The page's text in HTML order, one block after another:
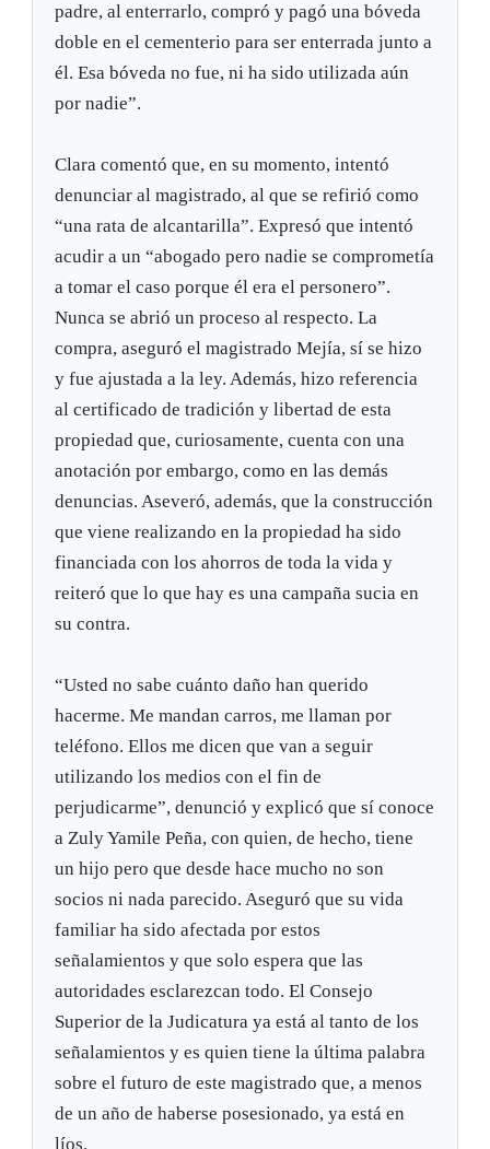
padre, al enterrarlo, compró y pagó una bóveda
doble en el cementerio para ser enterrada junto a
él. Esa bóveda no fue, ni ha sido utilizada aún
por nadie”.
Clara comentó que, en su momento, intentó
denunciar al magistrado, al que se refirió como
“una rata de alcantarilla”. Expresó que intentó
acudir a un “abogado pero nadie se comprometía
a tomar el caso porque él era el personero”.
Nunca se abrió un proceso al respecto. La
compra, aseguró el magistrado Mejía, sí se hizo
y fue ajustada a la ley. Además, hizo referencia
al certificado de tradición y libertad de esta
propiedad que, curiosamente, cuenta con una
anotación por embargo, como en las demás
denuncias. Aseveró, además, que la construcción
que viene realizando en la propiedad ha sido
financiada con los ahorros de toda la vida y
reiteró que lo que hay es una campaña sucia en
su contra.
“Usted no sabe cuánto daño han querido
hacerme. Me mandan carros, me llaman por
teléfono. Ellos me dicen que van a seguir
utilizando los medios con el fin de
perjudicarme”, denunció y explicó que sí conoce
a Zuly Yamile Peña, con quien, de hecho, tiene
un hijo pero que desde hace mucho no son
socios ni nada parecido. Aseguró que su vida
familiar ha sido afectada por estos
señalamientos y que solo espera que las
autoridades esclarezcan todo. El Consejo
Superior de la Judicatura ya está al tanto de los
señalamientos y es quien tiene la última palabra
sobre el futuro de este magistrado que, a menos
de un año de haberse posesionado, ya está en
líos.